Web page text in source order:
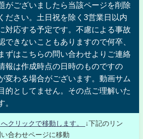
がございましたら当該ページを削除
ださい。土日祝を除く3営業日以内
対応する予定です。不慮による事故
できないこともありますので何卒、
ずはこちらの問い合わせよりご連絡
報は作成時点の日時のものですの
変わる場合がございます。動画サム
的としてません。その点ご理解いた
。
クリックで移動します。
↓下記のリン
合わせページに移動